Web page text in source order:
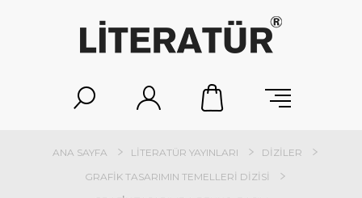
ANA SAYFA LITERATÜR YAYINLARI
DIZILER
GRAFIK TASARIMIN TEMELLERI DIZISI